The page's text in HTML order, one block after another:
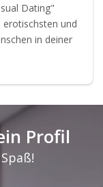
Dating"
und
in deiner
Profil